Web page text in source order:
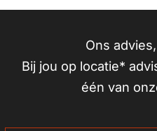
Ons
Bij jou op locatie*
één van